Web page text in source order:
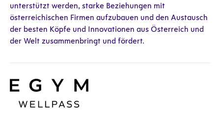
unterstützt werden, starke Beziehungen mit
österreichischen Firmen aufzubauen und den Austausch
der besten Köpfe und Innovationen aus Österreich und
der Welt zusammenbringt und fördert.